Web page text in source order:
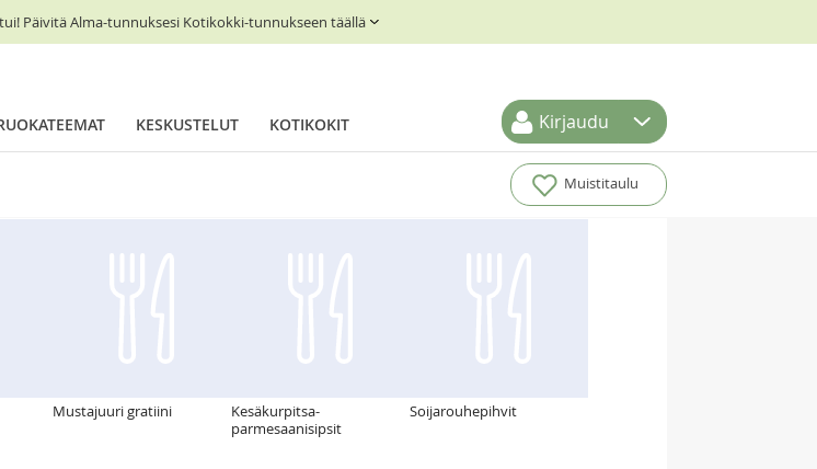
Päivitä Alma-tunnuksesi Kotikokki-tunnukseen täällä
KESKUSTELUT KOTIKOKIT Kirjaudu
Muistitaulu
Mustajuuri gratiini
Kesäkurpitsa-
parmesaanisipsit
Soijarouhepihvit